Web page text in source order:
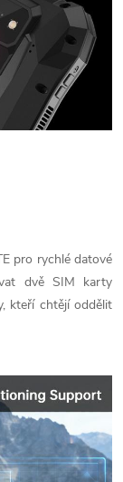
pro rychlé datové
dvě SIM karty
kteří chtějí oddělit